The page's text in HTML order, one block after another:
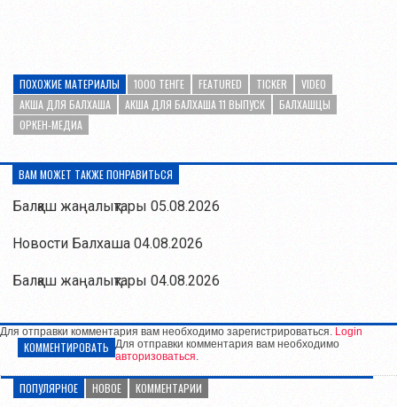
ПОХОЖИЕ МАТЕРИАЛЫ 1000 ТЕНГЕ FEATURED TICKER
VIDEO
АКША ДЛЯ БАЛХАША
АКША ДЛЯ БАЛХАША 11 ВЫПУСК
БАЛХАШЦЫ
ОРКЕН-МЕДИА
ВАМ МОЖЕТ ТАКЖЕ ПОНРАВИТЬСЯ
Балқаш жаңалықтары 05.08.2026
Новости Балхаша 04.08.2026
Балқаш жаңалықтары 04.08.2026
Для отправки комментария вам необходимо зарегистрироваться. Login
КОММЕНТИРОВАТЬ Для отправки комментария вам необходимо
авторизоваться.
ПОПУЛЯРНОЕ НОВОЕ КОММЕНТАРИИ